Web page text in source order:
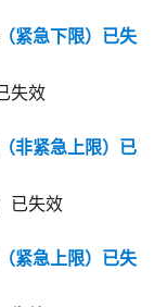
紧急下限）已失
失效
非紧急上限）已
已失效
紧急上限）已失